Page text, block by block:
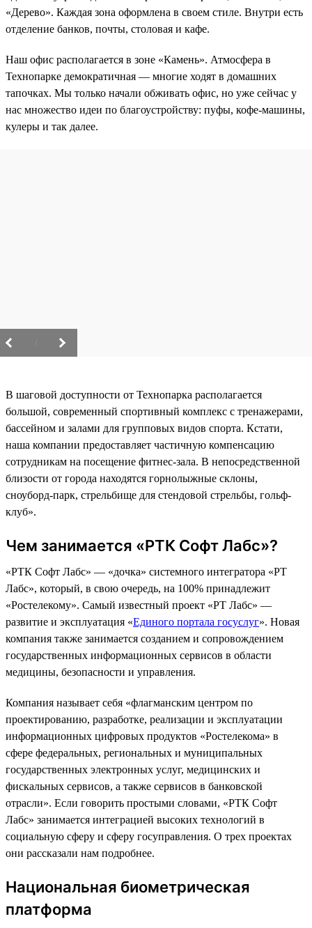
«Дерево». Каждая зона оформлена в своем стиле. Внутри есть
отделение банков, почты, столовая и кафе.
Наш офис располагается в зоне «Камень». Атмосфера в
Технопарке демократичная — многие ходят в домашних
тапочках. Мы только начали обживать офис, но уже сейчас у
нас множество идеи по благоустройству: пуфы, кофе-машины,
кулеры и так далее.
В шаговой доступности от Технопарка располагается
большой, современный спортивный комплекс с тренажерами,
бассейном и залами для групповых видов спорта. Кстати,
наша компании предоставляет частичную компенсацию
сотрудникам на посещение фитнес-зала. В непосредственной
близости от города находятся горнолыжные склоны,
сноуборд-парк, стрельбище для стендовой стрельбы, гольф-
клуб».
Чем занимается «РТК Софт Лабс»?
«РТК Софт Лабс» — «дочка» системного интегратора «РТ
Лабс», который, в свою очередь, на 100% принадлежит
«Ростелекому». Самый известный проект «РТ Лабс» —
развитие и эксплуатация «Единого портала госуслуг». Новая
компания также занимается созданием и сопровождением
государственных информационных сервисов в области
медицины, безопасности и управления.
Компания называет себя «флагманским центром по
проектированию, разработке, реализации и эксплуатации
информационных цифровых продуктов «Ростелекома» в
сфере федеральных, региональных и муниципальных
государственных электронных услуг, медицинских и
фискальных сервисов, а также сервисов в банковской
отрасли». Если говорить простыми словами, «РТК Софт
Лабс» занимается интеграцией высоких технологий в
социальную сферу и сферу госуправления. О трех проектах
они рассказали нам подробнее.
Национальная биометрическая
платформа